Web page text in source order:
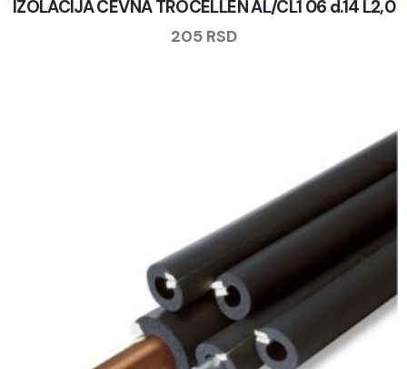
IZOLACIJA CEVNA TROCELLEN AL/CL1 06 d.14 L2,0
205 RSD